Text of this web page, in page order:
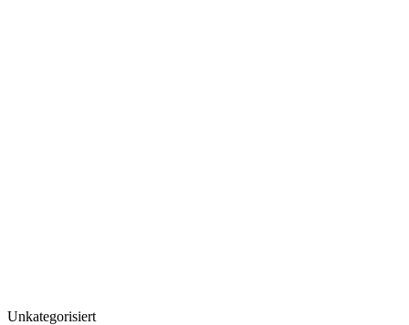
Unkategorisiert